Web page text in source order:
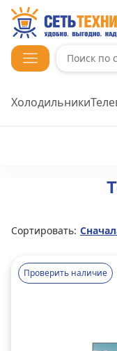
Холодильники
Сортировать:
Проверить наличие